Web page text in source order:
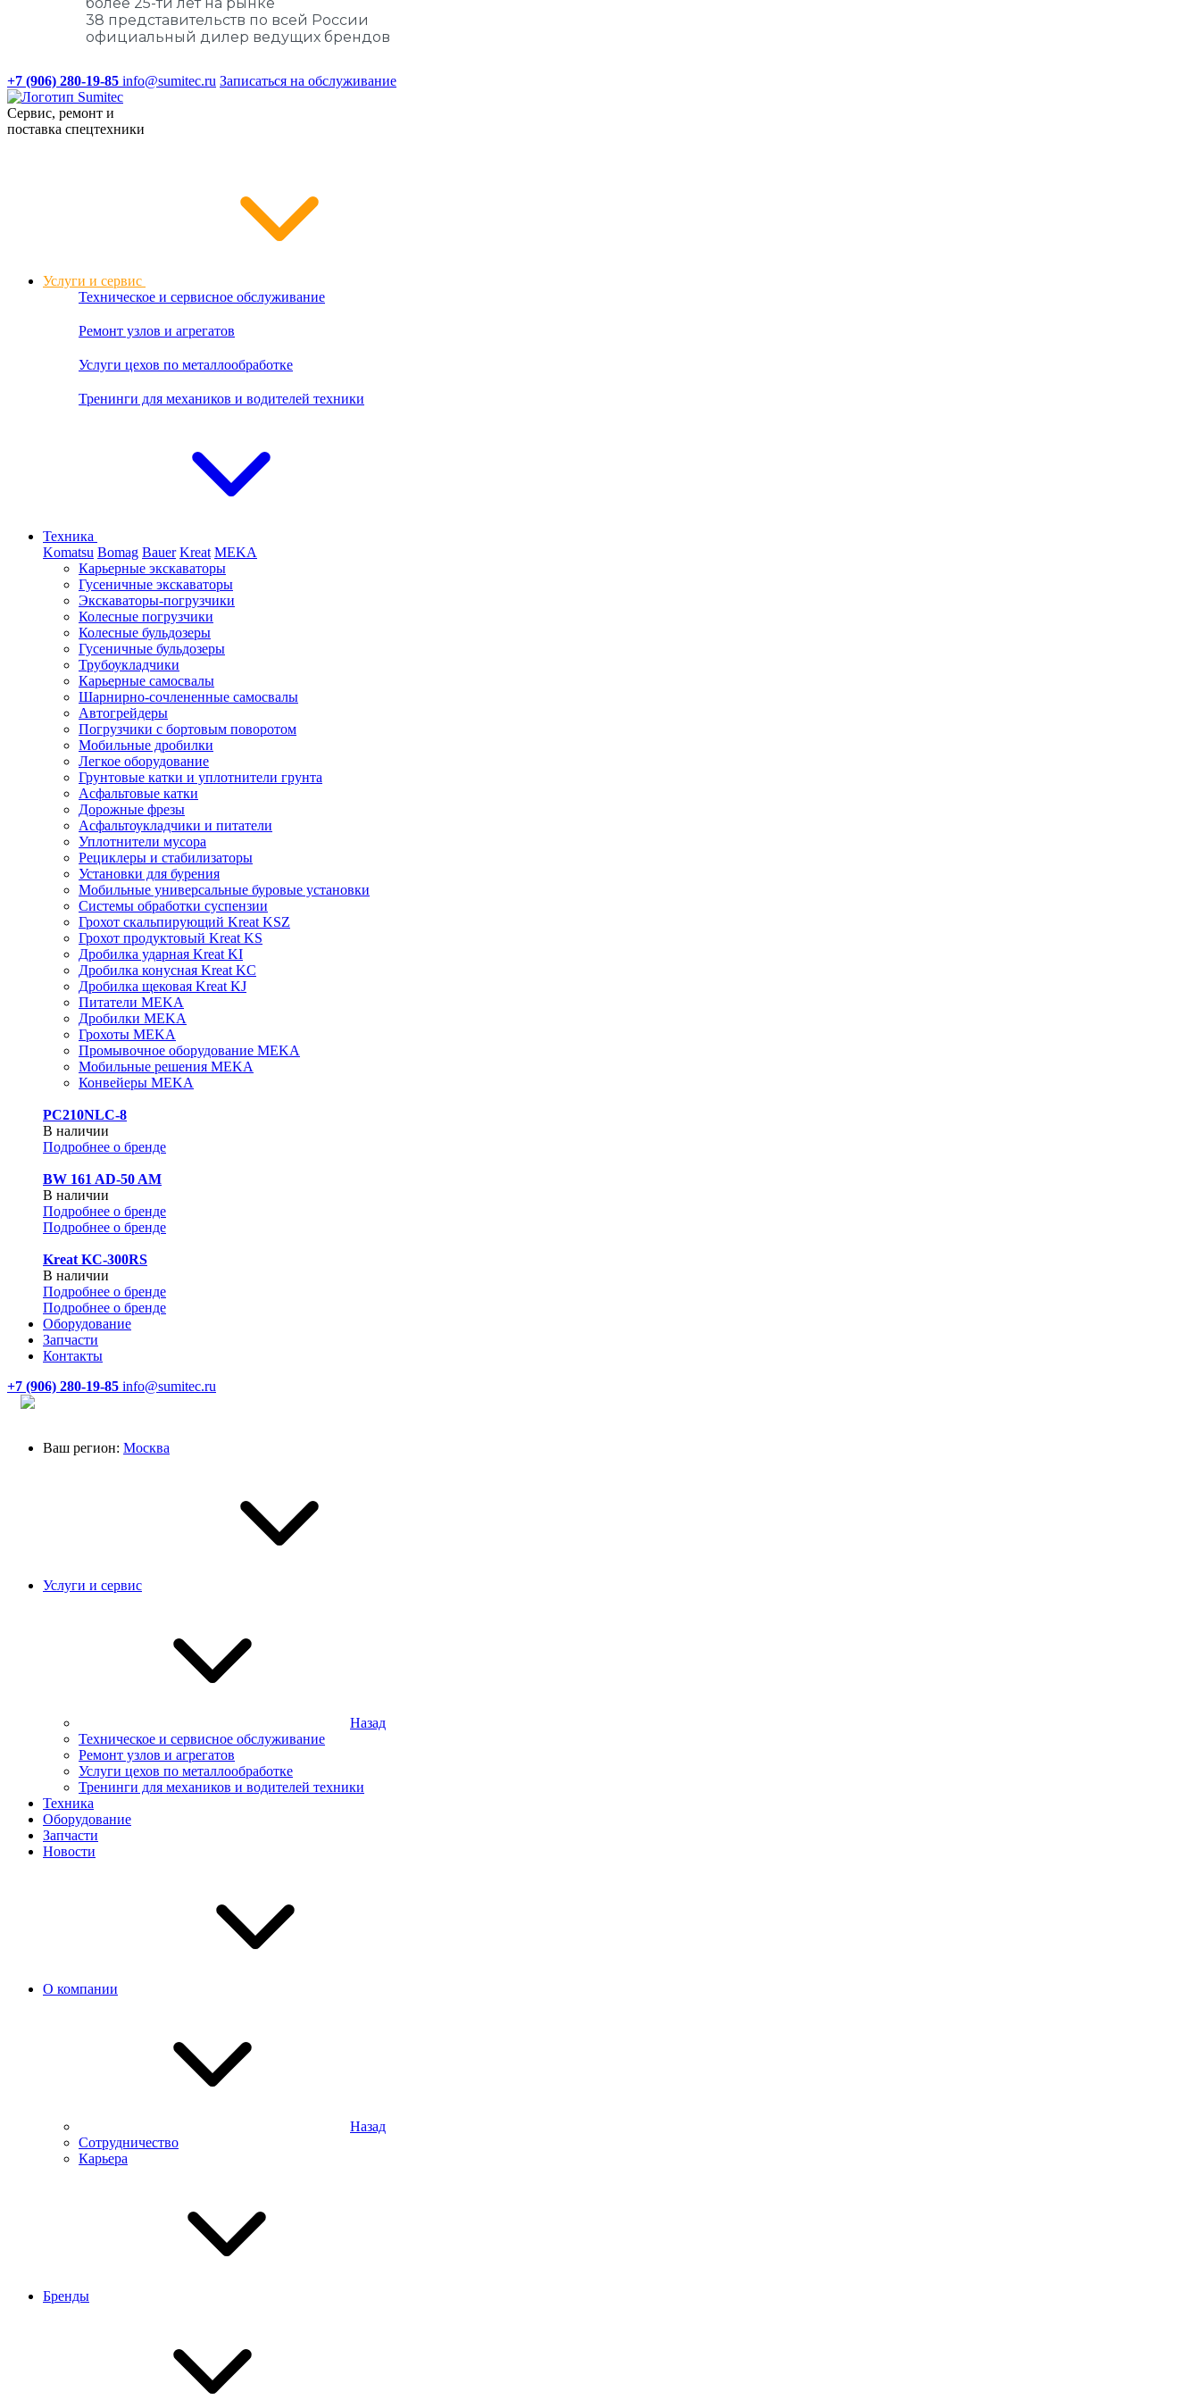
38 представительств по всей России
официальный дилер ведущих брендов
+7 (906) 280-19-85 info@sumitec.ru Записаться на обслуживание
Сервис, ремонт и
поставка спецтехники
Услуги и сервис
Техническое и сервисное обслуживание
Ремонт узлов и агрегатов
Услуги цехов по металлообработке
Тренинги для механиков и водителей техники
Техника
Komatsu Bomag Bauer Kreat MEKA
Карьерные экскаваторы
Гусеничные экскаваторы
Экскаваторы-погрузчики
Колесные погрузчики
Колесные бульдозеры
Гусеничные бульдозеры
Трубоукладчики
Карьерные самосвалы
Шарнирно-сочлененные cамосвалы
Автогрейдеры
Погрузчики с бортовым поворотом
Мобильные дробилки
Легкое оборудование
Грунтовые катки и уплотнители грунта
Асфальтовые катки
Дорожные фрезы
Асфальтоукладчики и питатели
Уплотнители мусора
Рециклеры и стабилизаторы
Установки для бурения
Мобильные универсальные буровые установки
Системы обработки суспензии
Грохот скальпирующий Kreat KSZ
Грохот продуктовый Kreat KS
Дробилка ударная Kreat KI
Дробилка конусная Kreat KC
Дробилка щековая Kreat KJ
Питатели MEKA
Дробилки MEKA
Грохоты MEKA
Промывочное оборудование MEKA
Мобильные решения MEKA
Конвейеры MEKA
PC210NLC-8
В наличии
Подробнее о бренде
BW 161 AD-50 AM
В наличии
Подробнее о бренде
Подробнее о бренде
Kreat KC-300RS
В наличии
Подробнее о бренде
Подробнее о бренде
Оборудование
Запчасти
Контакты
+7 (906) 280-19-85 info@sumitec.ru
Ваш регион: Москва
Услуги и сервис
Назад
Техническое и сервисное обслуживание
Ремонт узлов и агрегатов
Услуги цехов по металлообработке
Тренинги для механиков и водителей техники
Техника
Оборудование
Запчасти
Новости
О компании
Назад
Сотрудничество
Карьера
Бренды